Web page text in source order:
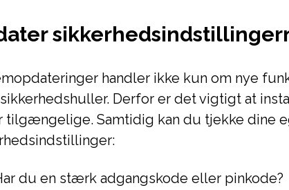
handler ikke kun om nye
Derfor er det vigtigt at
tilgængelige. Samtidig kan du tjekke dine
du en stærk adgangskode eller pinkode?